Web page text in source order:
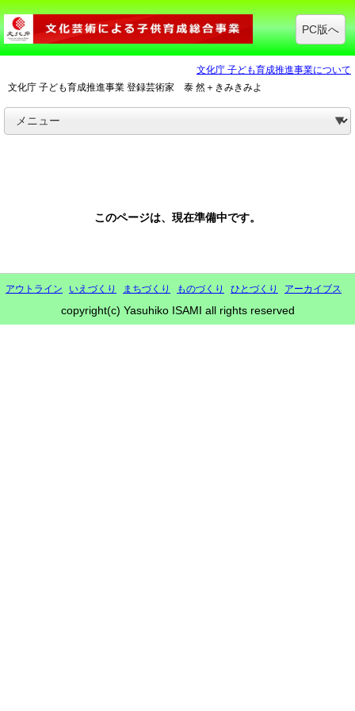
PC版へ
文化庁 子ども育成推進事業について
文化庁 子ども育成推進事業 登録芸術家 泰 然＋きみきみよ
このページは、現在準備中です。
アウトライン いえづくり まちづくり ものづくり ひとづくり アーカイブス
copyright(c) Yasuhiko ISAMI all rights reserved